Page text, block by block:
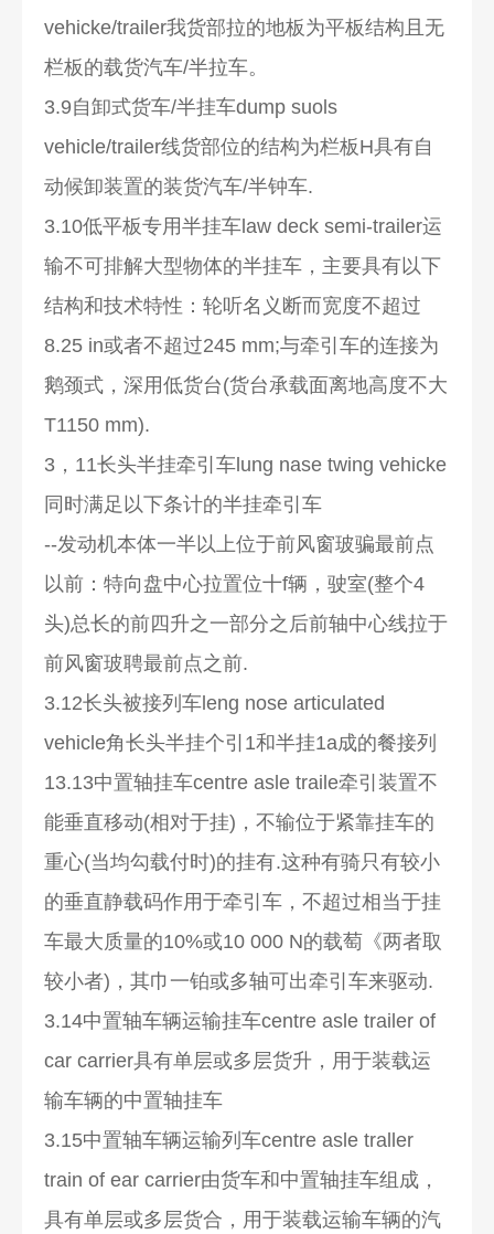
vehicke/trailer我货部拉的地板为平板结构且无
栏板的载货汽车/半拉车。
3.9自卸式货车/半挂车dump suols
vehicle/trailer线货部位的结构为栏板H具有自
动候卸装置的装货汽车/半钟车.
3.10低平板专用半挂车law deck semi-trailer运
输不可排解大型物体的半挂车，主要具有以下
结构和技术特性：轮听名义断而宽度不超过
8.25 in或者不超过245 mm;与牵引车的连接为
鹅颈式，深用低货台(货台承载面离地高度不大
T1150 mm).
3，11长头半挂牵引车lung nase twing vehicke
同时满足以下条计的半挂牵引车
--发动机本体一半以上位于前风窗玻骗最前点
以前：特向盘中心拉置位十f辆，驶室(整个4
头)总长的前四升之一部分之后前轴中心线拉于
前风窗玻聘最前点之前.
3.12长头被接列车leng nose articulated
vehicle角长头半挂个引1和半挂1a成的餐接列
13.13中置轴挂车centre asle traile牵引装置不
能垂直移动(相对于挂)，不输位于紧靠挂车的
重心(当均勾载付时)的挂有.这种有骑只有较小
的垂直静载码作用于牵引车，不超过相当于挂
车最大质量的10%或10 000 N的载萄《两者取
较小者)，其巾一铂或多轴可出牵引车来驱动.
3.14中置轴车辆运输挂车centre asle trailer of
car carrier具有单层或多层货升，用于装载运
输车辆的中置轴挂车
3.15中置轴车辆运输列车centre asle traller
train of ear carrier由货车和中置轴挂车组成，
具有单层或多层货合，用于装载运输车辆的汽